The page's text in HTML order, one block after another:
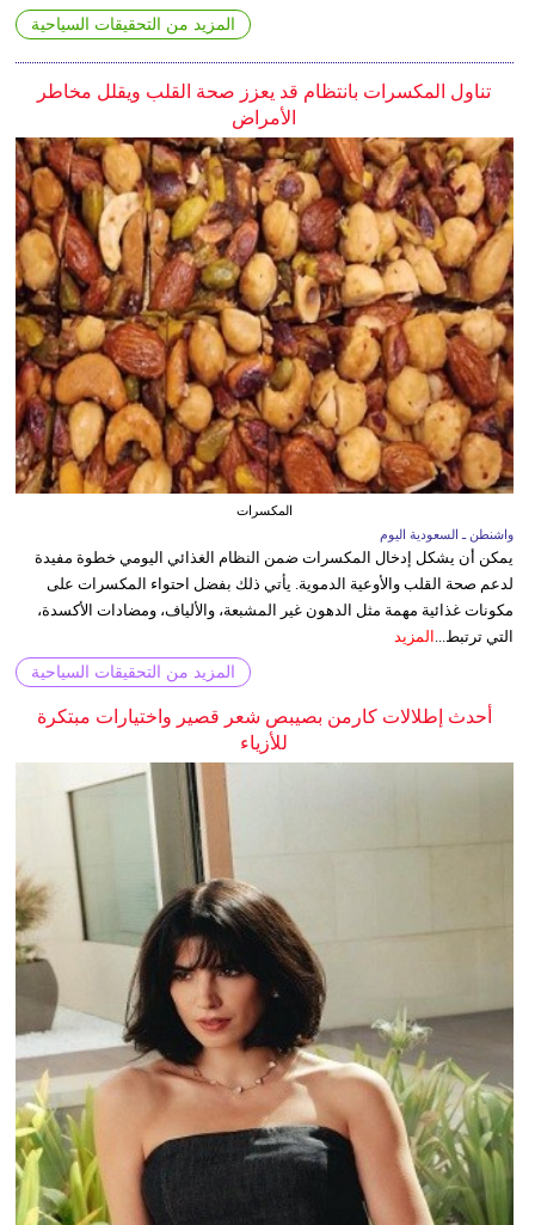
المزيد من التحقيقات السياحية
تناول المكسرات بانتظام قد يعزز صحة القلب ويقلل مخاطر
الأمراض
المكسرات
واشنطن ـ السعودية اليوم
يمكن أن يشكل إدخال المكسرات ضمن النظام الغذائي اليومي خطوة مفيدة
لدعم صحة القلب والأوعية الدموية. يأتي ذلك بفضل احتواء المكسرات على
مكونات غذائية مهمة مثل الدهون غير المشبعة، والألياف، ومضادات الأكسدة،
التي ترتبط...
المزيد
المزيد من التحقيقات السياحية
أحدث إطلالات كارمن بصيبص شعر قصير واختيارات مبتكرة
للأزياء